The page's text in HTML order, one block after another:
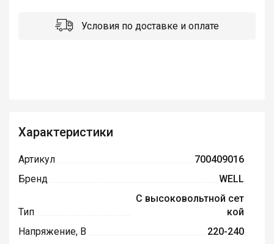
Условия по доставке и оплате
Характеристики
Артикул
700409016
Бренд
WELL
Тип
С высоковольтной сет
кой
Напряжение, В
220-240